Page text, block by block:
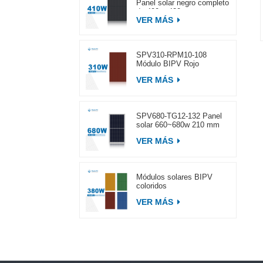
Panel solar negro completo
VER MÁS
SPV310-RPM10-108
Módulo BIPV Rojo
VER MÁS
SPV680-TG12-132 Panel
solar 660~680w 210 mm
VER MÁS
Módulos solares BIPV
coloridos
VER MÁS